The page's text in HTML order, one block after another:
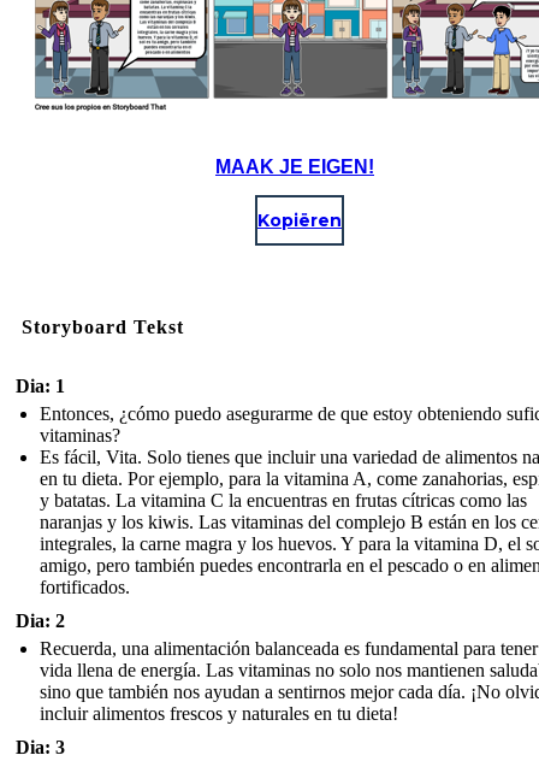
MAAK JE EIGEN!
Kopiëren
Storyboard Tekst
Dia: 1
Entonces, ¿cómo puedo asegurarme de que estoy obteniendo
vitaminas?
Es fácil, Vita. Solo tienes que incluir una variedad de alimentos
en tu dieta. Por ejemplo, para la vitamina A, come zanahorias,
y batatas. La vitamina C la encuentras en frutas cítricas como las
naranjas y los kiwis. Las vitaminas del complejo B están en los
integrales, la carne magra y los huevos. Y para la vitamina D, el
amigo, pero también puedes encontrarla en el pescado o en
fortificados.
Dia: 2
Recuerda, una alimentación balanceada es fundamental para
vida llena de energía. Las vitaminas no solo nos mantienen
sino que también nos ayudan a sentirnos mejor cada día. ¡No
incluir alimentos frescos y naturales en tu dieta!
Dia: 3